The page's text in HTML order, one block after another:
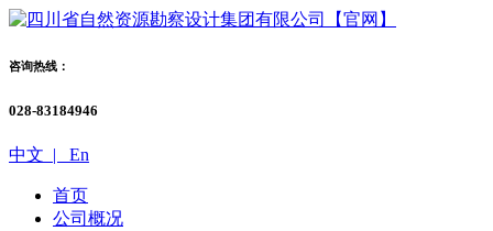
咨询热线：
028-83184946
中文 | En
首页
公司概况